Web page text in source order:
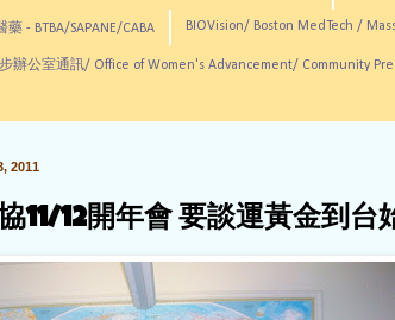
藥 - BTBA/SAPANE/CABA BIOVision/ Boston MedTech /
辦公室通訊/ Office of Women's Advancement/ Community
2011
11/12開年會 要談運黃金到台